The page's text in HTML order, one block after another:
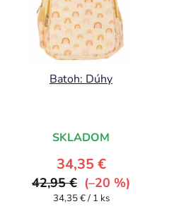
Batoh: Dúhy
SKLADOM
34,35 €
42,95 € (–20 %)
Jednotková
34,35 € / 1 ks